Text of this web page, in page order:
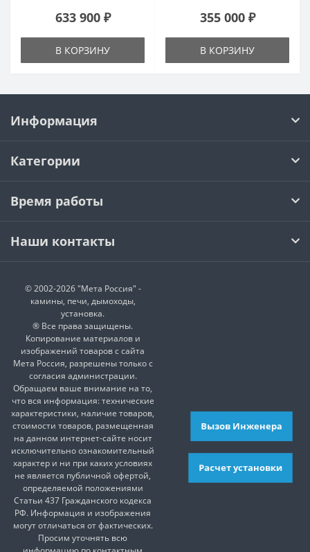
633 900 ₽
В КОРЗИНУ
355 000 ₽
В КОРЗИНУ
Информация
Категории
Время работы
Наши контакты
© 2002-2026 "Мета Россия" -
камины, печи, дымоходы,
установка.
® Все права защищены.
Копирование материалов и
изображений товаров с сайта
Мета Россия, разрешены только с
согласия администрации.
Обращаем ваше внимание на то,
что вся информация: технические
характеристики, наличие товаров,
стоимости товаров, размещенная
на данном интернет-сайте носит
исключительно ознакомительный
характер и ни при каких условиях
не является публичной офертой,
определяемой положениями
Статьи 437 Гражданского кодекса
РФ. Информация и изображения
могут отличаться от фактических.
Просим уточнять всю
Расчет установки
Вызов Инженера